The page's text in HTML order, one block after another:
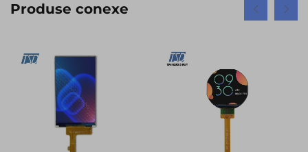
Produse conexe